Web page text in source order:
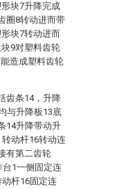
块7升降完成
圈8转动进而带
块7转动进而
9对塑料齿轮
造成塑料齿轮
齿条14，升降
与升降板13底
14升降带动升
动杆16转动连
有第二齿轮
台1一侧固定连
杆16固定连